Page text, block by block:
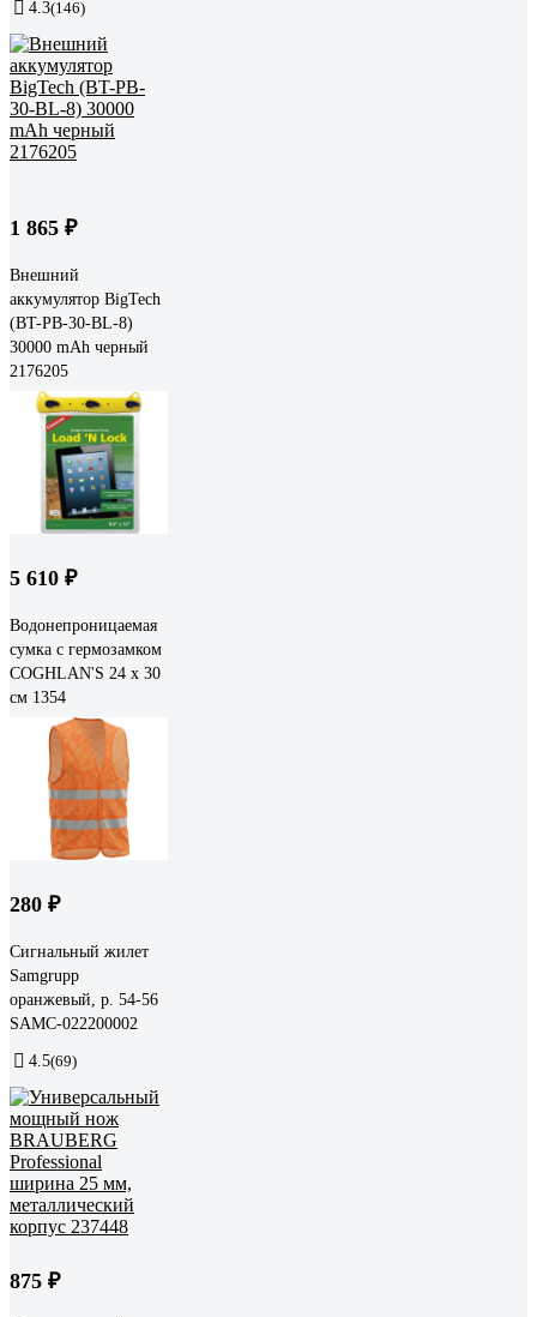
4.3(146)
1 865 ₽
Внешний
аккумулятор BigTech
(BT-PB-30-BL-8)
30000 mAh черный
2176205
5 610 ₽
Водонепроницаемая
сумка с гермозамком
COGHLAN'S 24 х 30
см 1354
280 ₽
Сигнальный жилет
Samgrupp
оранжевый, р. 54-56
SAMC-022200002
4.5(69)
875 ₽